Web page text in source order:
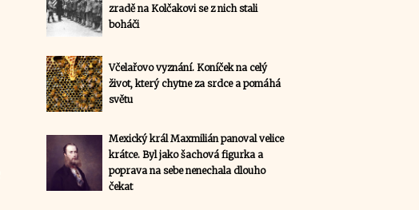
zradě na Kolčakovi se z nich stali
boháči
Včelařovo vyznání. Koníček na celý
život, který chytne za srdce a pomáhá
světu
Mexický král Maxmilián panoval velice
krátce. Byl jako šachová figurka a
poprava na sebe nenechala dlouho
čekat